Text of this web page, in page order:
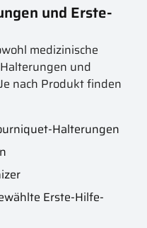
und Erste-
medizinische
und
nach Produkt finden
Halterungen
Erste-Hilfe-